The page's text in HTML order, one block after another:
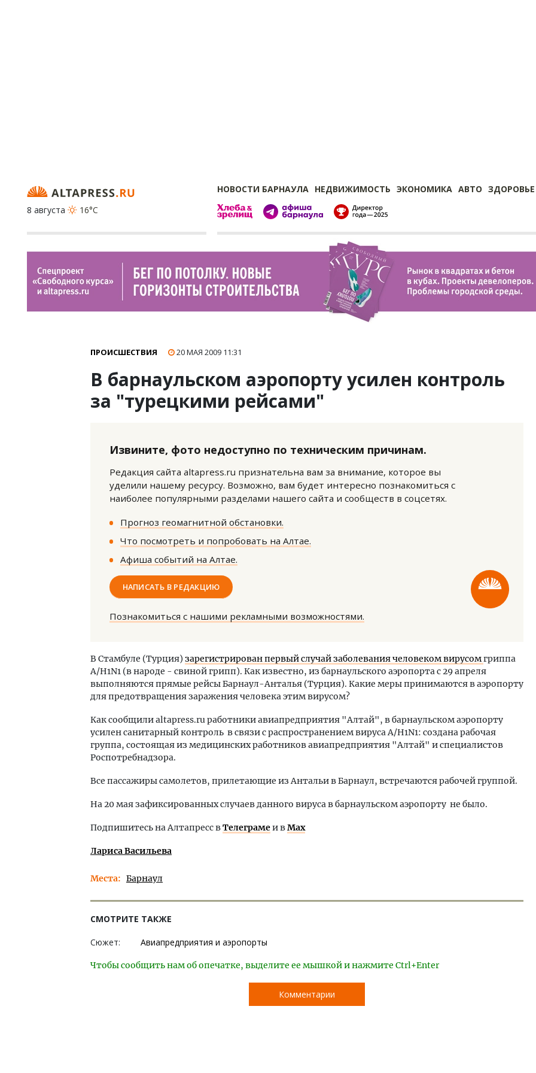
НОВОСТИ БАРНАУЛА НЕДВИЖИМОСТЬ ЭКОНОМИКА АВТО ЗДОРОВЬЕ
8 августа
16°C
ПРОИСШЕСТВИЯ 20 МАЯ 2009 11:31
В барнаульском аэропорту усилен контроль
за "турецкими рейсами"
Извините, фото недоступно по техническим причинам.
Редакция сайта altapress.ru признательна вам за внимание, которое вы
уделили нашему ресурсу. Возможно, вам будет интересно познакомиться с
наиболее популярными разделами нашего сайта и сообществ в соцсетях.
Прогноз геомагнитной обстановки.
Что посмотреть и попробовать на Алтае.
Афиша событий на Алтае.
НАПИСАТЬ В РЕДАКЦИЮ
Познакомиться с нашими рекламными возможностями.
В Стамбуле (Турция) зарегистрирован первый случай заболевания человеком вирусомгриппа
A/H1N1 (в народе - свиной грипп). Как известно, из барнаульского аэропорта с 29 апреля
выполняются прямые рейсы Барнаул-Анталья (Турция). Какие меры принимаются в аэропорту
для предотвращения заражения человека этим вирусом?
Как сообщили altapress.ru работники авиапредприятия "Алтай", в барнаульском аэропорту
усилен санитарный контроль в связи с распространением вируса A/H1N1: создана рабочая
группа, состоящая из медицинских работников авиапредприятия "Алтай" и специалистов
Роспотребнадзора.
Все пассажиры самолетов, прилетающие из Антальи в Барнаул, встречаются рабочей группой.
На 20 мая зафиксированных случаев данного вируса в барнаульском аэропорту не было.
Подпишитесь на Алтапресс вТелеграмеи вMax
Лариса Васильева
Места Барнаул
СМОТРИТЕ ТАКЖЕ
Сюжет: Авиапредприятия и аэропорты
Чтобы сообщить нам об опечатке, выделите ее мышкой и нажмите Ctrl+Enter
Комментарии
плитами становится новым
стандартом благоустройства
СТРОИТЕЛЬСТВО
Гатилов — о том, как девелоперу
оставаться на плаву, когда рынок
штормит
СТРОИТЕЛЬСТВО
ЗИАС — об эстетике
трендах в фасадах и